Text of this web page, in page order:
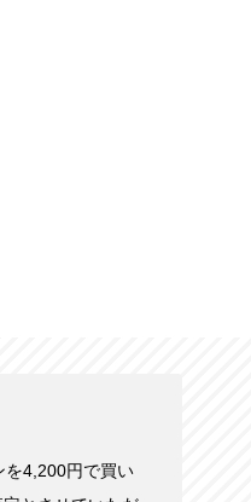
を4,200円で買い